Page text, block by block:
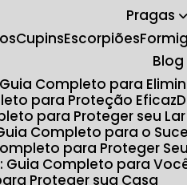
Pragas
Cupins Escorpiões
Blog
Completo para
para Proteção Eficaz
para Proteger seu Lar
Completo para o
para Proteger
Guia Completo para
Proteger sua Casa